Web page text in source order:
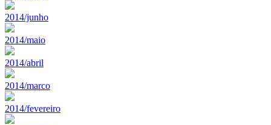
2014/junho
2014/maio
2014/abril
2014/marco
2014/fevereiro